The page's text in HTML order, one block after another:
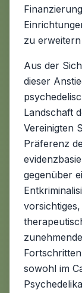
zu erweitern
Aus der
dieser
Landschaft
Vereinigten
Präferenz
gegenüber
sowohl im